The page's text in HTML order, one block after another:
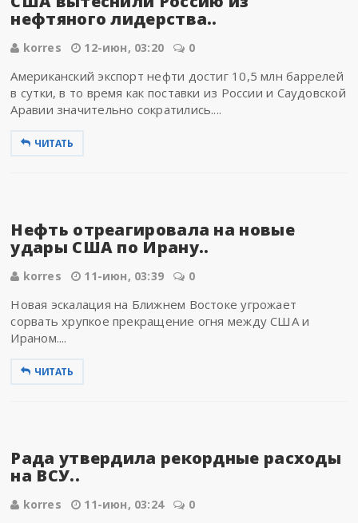
нефтяного лидерства..
korres 12-июн, 03:20 0
Американский экспорт нефти достиг 10,5 млн баррелей
в сутки, в то время как поставки из России и Саудовской
Аравии значительно сократились....
ЧИТАТЬ
Нефть отреагировала на новые
удары США по Ирану..
korres 11-июн, 03:39 0
Новая эскалация на Ближнем Востоке угрожает
сорвать хрупкое прекращение огня между США и
Ираном....
ЧИТАТЬ
Рада утвердила рекордные расходы
на ВСУ..
korres 11-июн, 03:24 0